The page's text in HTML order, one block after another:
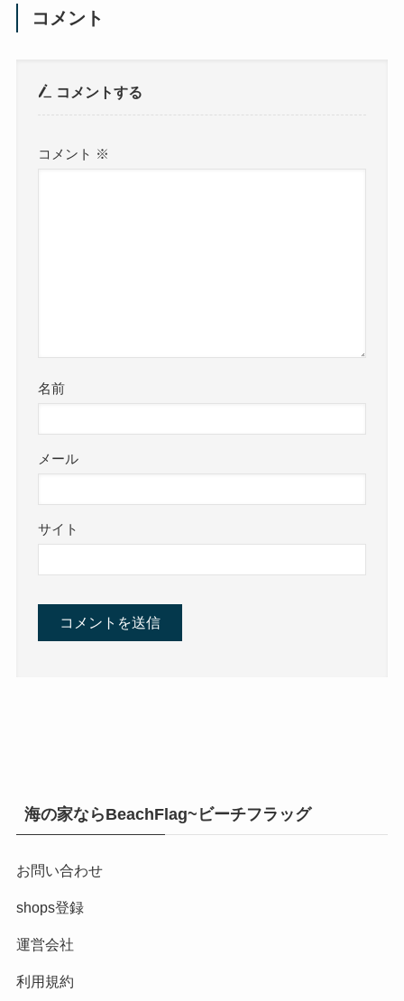
コメント
コメントする
コメント ※
名前
メール
サイト
海の家ならBeachFlag~ビーチフラッグ
お問い合わせ
shops登録
運営会社
利用規約